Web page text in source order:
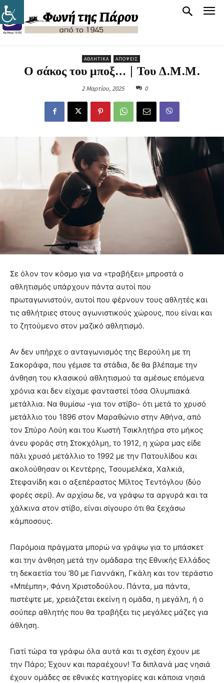
ΑΘΛΗΤΙΚΆ ΑΠΌΨΕΙΣ
Ο σάκος του μποξ… | Του Δ.Μ.Μ.
2 Μαρτίου, 2025 0
Σε όλον τον κόσμο για να «τραβήξει» μπροστά ο
αθλητισμός υπάρχουν πάντα αυτοί που
πρωταγωνιστούν, αυτοί που φέρνουν τους αθλητές και
τις αθλήτριες στους αγωνιστικούς χώρους, που είναι και
το ζητούμενο στον μαζικό αθλητισμό.
Αν δεν υπήρχε ο ανταγωνισμός της Βερούλη με τη
Σακοράφα, που γέμισε τα στάδια, δε θα βλέπαμε την
άνθηση του κλασικού αθλητισμού τα αμέσως επόμενα
χρόνια και δεν είχαμε φανταστεί τόσα Ολυμπιακά
μετάλλια. Να θυμίσω -για τον στίβο- ότι μετά το χρυσό
μετάλλιο του 1896 στον Μαραθώνιο στην Αθήνα, από
τον Σπύρο Λούη και του Κωστή Τσικλητήρα στο μήκος
άνευ φοράς στη Στοκχόλμη, το 1912, η χώρα μας είδε
πάλι χρυσό μετάλλιο το 1992 με την Πατουλίδου και
ακολούθησαν οι Κεντέρης, Τσουμελέκα, Χαλκιά,
Στεφανίδη και ο αξεπέραστος Μίλτος Τεντόγλου (δύο
φορές σερί). Αν αρχίσω δε, να γράφω τα αργυρά και τα
χάλκινα στον στίβο, είναι σίγουρο ότι θα ξεχάσω
κάμποσους.
Παρόμοια πράγματα μπορώ να γράψω για το μπάσκετ
και την άνθηση μετά την ομάδαρα της Εθνικής Ελλάδος
τη δεκαετία του ’80 με Γιαννάκη, Γκάλη και τον τεράστιο
«Μπέμπη», Φάνη Χριστοδούλου. Πάντα, μα πάντα,
πιστέψτε με, χρειάζεται εκείνη η ομάδα, η μεγάλη, ή ο
σούπερ αθλητής που θα τραβήξει τις μεγάλες μάζες για
άθληση.
Γιατί τώρα τα γράφω όλα αυτά και τι σχέση έχουν με
την Πάρο; Έχουν και παραέχουν! Τα διπλανά μας νησιά
έχουν ομάδες σε εθνικές κατηγορίες και κάποια νησιά